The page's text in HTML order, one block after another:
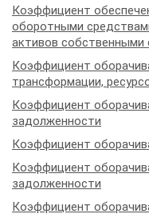
Коэффициент
оборотными
активов собственными
Коэффициент
трансформации,
Коэффициент
задолженности
Коэффициент
Коэффициент
задолженности
Коэффициент